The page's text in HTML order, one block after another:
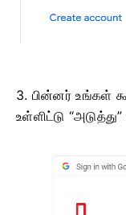
3. பின்னர் உங்கள்
உள்ளிட்டு